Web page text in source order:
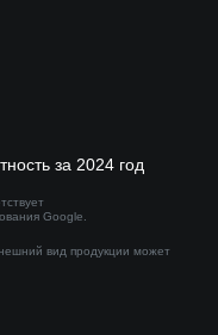
за 2024 год
Google.
вид продукции может